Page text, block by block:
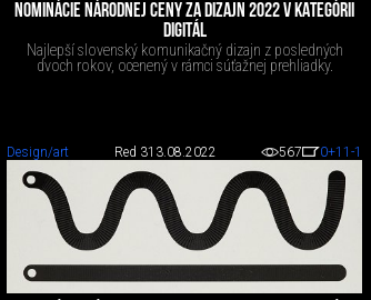
NOMINÁCIE NÁRODNEJ CENY ZA DIZAJN 2022 V KATEGÓRII
DIGITÁL
Najlepší slovenský komunikačný dizajn z posledných
dvoch rokov, ocenený v rámci súťažnej prehliadky.
Design/art Red 313.08.2022 567 0+11 -1